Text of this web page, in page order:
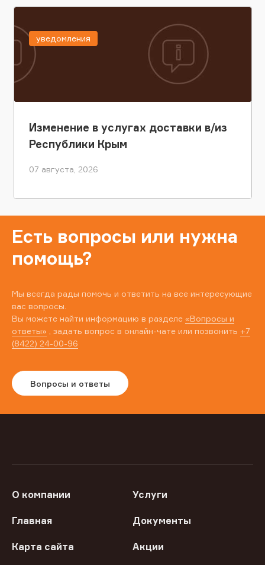
Изменение в услугах доставки в/из
Республики Крым
07 августа, 2026
уведомления
Есть вопросы или нужна
помощь?
Мы всегда рады помочь и ответить на все интересующие
вас вопросы.
Вы можете найти информацию в разделе «Вопросы и
ответы» , задать вопрос в онлайн-чате или позвонить +7
(8422) 24-00-96
Вопросы и ответы
О компании Услуги
Главная Документы
Карта сайта Акции